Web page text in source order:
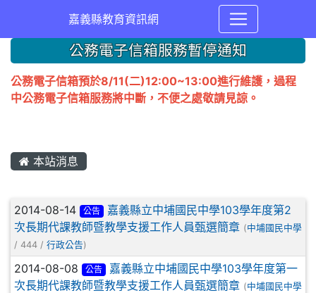
嘉義縣教育資訊網
公務電子信箱服務暫停通知
公務電子信箱預於8/11(二)12:00~13:00進行維護，過程
中公務電子信箱服務將中斷，不便之處敬請見諒。
本站消息
文章列表
2014-08-14 公告
嘉義縣立中埔國民中學103學年度第2
次長期代課教師暨教學支援工作人員甄選簡章 (中埔國民中學
/ 444 / 行政公告)
2014-08-08 公告
嘉義縣立中埔國民中學103學年度第一
次長期代課教師暨教學支援工作人員甄選簡章 (中埔國民中學